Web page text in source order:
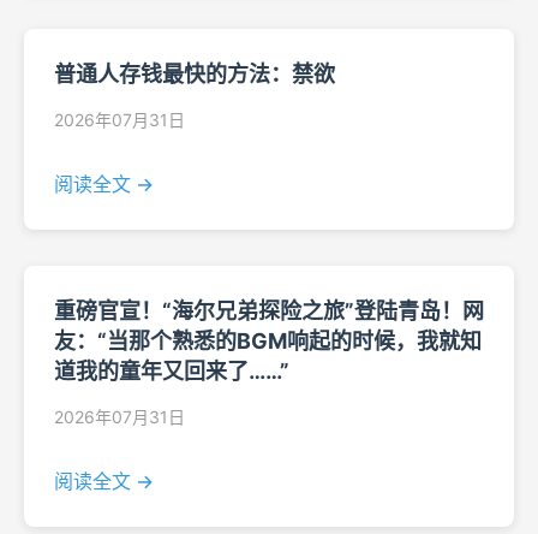
普通人存钱最快的方法：禁欲
2026年07月31日
阅读全文 →
重磅官宣！“海尔兄弟探险之旅”登陆青岛！网
友：“当那个熟悉的BGM响起的时候，我就知
道我的童年又回来了……”
2026年07月31日
阅读全文 →